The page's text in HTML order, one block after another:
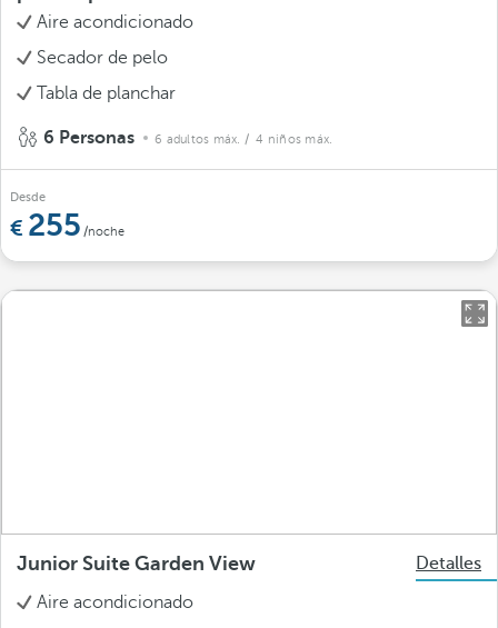
Aire acondicionado
Secador de pelo
Tabla de planchar
6 Personas 6 adultos máx. / 4 niños máx.
Desde
255 /noche
Junior Suite Garden View
Detalles
Aire acondicionado